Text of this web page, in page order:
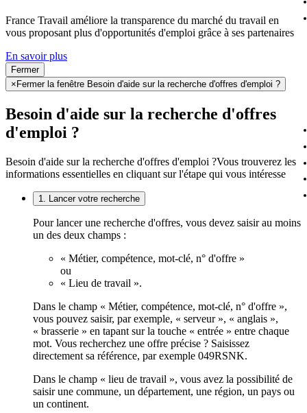
France Travail améliore la transparence du marché du travail en
vous proposant plus d'opportunités d'emploi grâce à ses partenaires
En savoir plus
Fermer
× Fermer la fenêtre Besoin d'aide sur la recherche d'offres d'emploi ?
Besoin d'aide sur la recherche d'offres
d'emploi ?
Besoin d'aide sur la recherche d'offres d'emploi ?Vous trouverez les
informations essentielles en cliquant sur l'étape qui vous intéresse
1. Lancer votre recherche
Pour lancer une recherche d'offres, vous devez saisir au moins
un des deux champs :
« Métier, compétence, mot-clé, n° d'offre »
ou
« Lieu de travail ».
Dans le champ « Métier, compétence, mot-clé, n° d'offre »,
vous pouvez saisir, par exemple, « serveur », « anglais »,
« brasserie » en tapant sur la touche « entrée » entre chaque
mot. Vous recherchez une offre précise ? Saisissez
directement sa référence, par exemple 049RSNK.
Dans le champ « lieu de travail », vous avez la possibilité de
saisir une commune, un département, une région, un pays ou
un continent.